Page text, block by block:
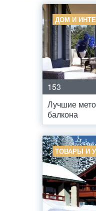
ДОМ И
153
Лучшие
балкона
ТОВАРЫ И